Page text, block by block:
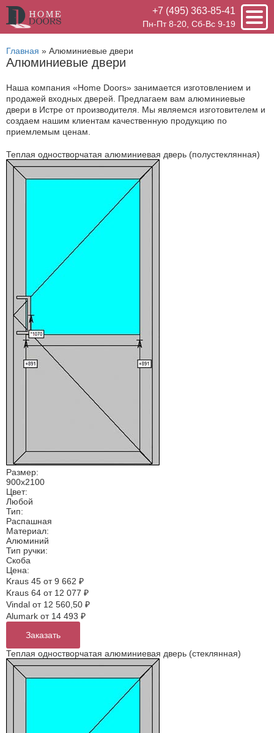
+7 (495) 363-85-41
Пн-Пт 8-20, Сб-Вс 9-19
Главная » Алюминиевые двери
Алюминиевые двери
Наша компания «Home Doors» занимается изготовлением и
продажей входных дверей. Предлагаем вам алюминиевые
двери в Истре от производителя. Мы являемся изготовителем и
создаем нашим клиентам качественную продукцию по
приемлемым ценам.
Теплая одностворчатая алюминиевая дверь (полустеклянная)
Размер:
900х2100
Цвет:
Любой
Тип:
Распашная
Материал:
Алюминий
Тип ручки:
Скоба
Цена:
Kraus 45 от 9 662 ₽
Kraus 64 от 12 077 ₽
Vindal от 12 560,50 ₽
Alumark от 14 493 ₽
Заказать
Теплая одностворчатая алюминиевая дверь (стеклянная)